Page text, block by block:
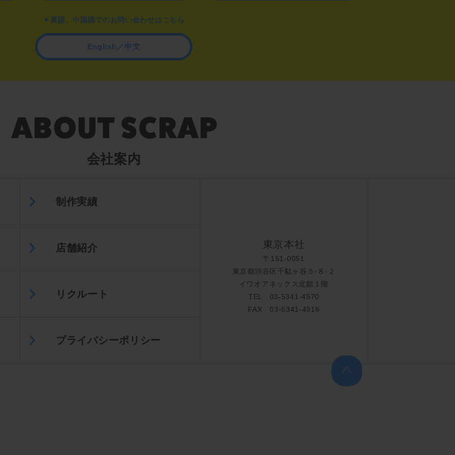
▼英語、中国語でのお問い合わせはこちら
English／中文
会社案内
制作実績
店舗紹介
リクルート
プライバシーポリシー
東京本社
〒151-0051
東京都渋谷区千駄ヶ谷５-８-２
イワオアネックス北館１階
TEL 03-5341-4570
FAX 03-5341-4916